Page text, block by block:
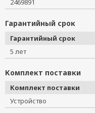
2469891
Гарантийный срок
Гарантийный срок
5 лет
Комплект поставки
Комплект поставки
Устройство